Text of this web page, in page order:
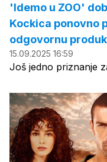
'Idemo u ZOO'
Kockica ponovno
odgovornu
15.09.2025 16:59
Još jedno priznanje